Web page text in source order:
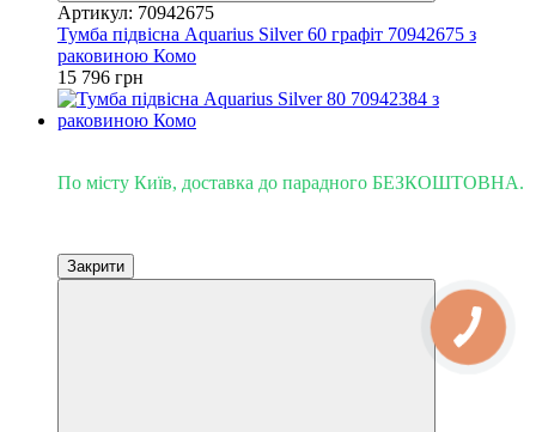
Артикул: 70942675
Тумба підвісна Aquarius Silver 60 графіт 70942675 з
раковиною Комо
15 796 грн
По місту Київ, доставка до парадного БЕЗКОШТОВНА.
Закрити